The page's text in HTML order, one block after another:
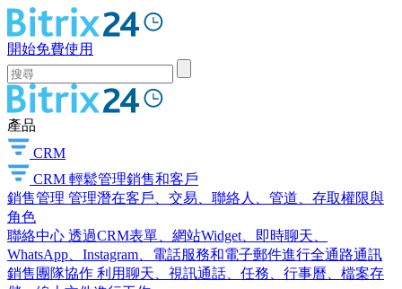
開始免費使用
產品
CRM
CRM 輕鬆管理銷售和客戶
銷售管理 管理潛在客戶、交易、聯絡人、管道、存取權限與
角色
聯絡中心 透過CRM表單、網站Widget、即時聊天、
WhatsApp、Instagram、電話服務和電子郵件進行全通路通訊
銷售團隊協作 利用聊天、視訊通話、任務、行事曆、檔案存